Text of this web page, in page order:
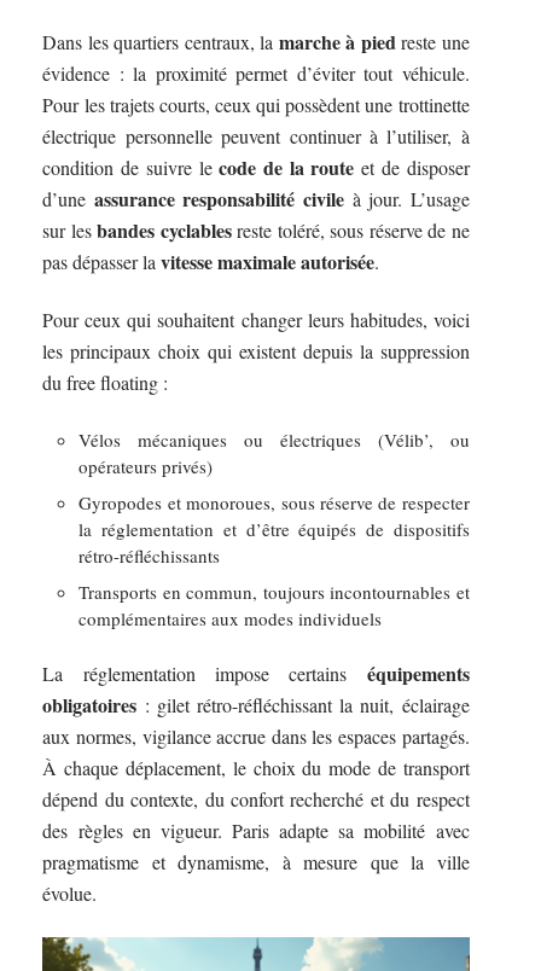
Dans les quartiers centraux, la marche à pied reste une
évidence : la proximité permet d’éviter tout véhicule.
Pour les trajets courts, ceux qui possèdent une trottinette
électrique personnelle peuvent continuer à l’utiliser, à
condition de suivre lecode de la route et de disposer
d’une assurance responsabilité civile à jour. L’usage
sur lesbandes cyclablesreste toléré, sous réserve de ne
pas dépasser lavitesse maximale autorisée.
Pour ceux qui souhaitent changer leurs habitudes, voici
les principaux choix qui existent depuis la suppression
du free floating :
Vélos mécaniques ou électriques (Vélib’, ou
opérateurs privés)
Gyropodes et monoroues, sous réserve de respecter
la réglementation et d’être équipés de dispositifs
rétro-réfléchissants
Transports en commun, toujours incontournables et
complémentaires aux modes individuels
La réglementation impose certains équipements
obligatoires : gilet rétro-réfléchissant la nuit, éclairage
aux normes, vigilance accrue dans les espaces partagés.
À chaque déplacement, le choix du mode de transport
dépend du contexte, du confort recherché et du respect
des règles en vigueur. Paris adapte sa mobilité avec
pragmatisme et dynamisme, à mesure que la ville
évolue.